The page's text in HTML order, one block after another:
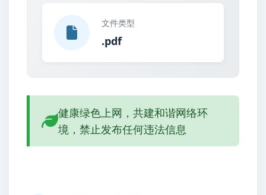
文件类型
.pdf
健康绿色上网，共建和谐网络环
境，禁止发布任何违法信息